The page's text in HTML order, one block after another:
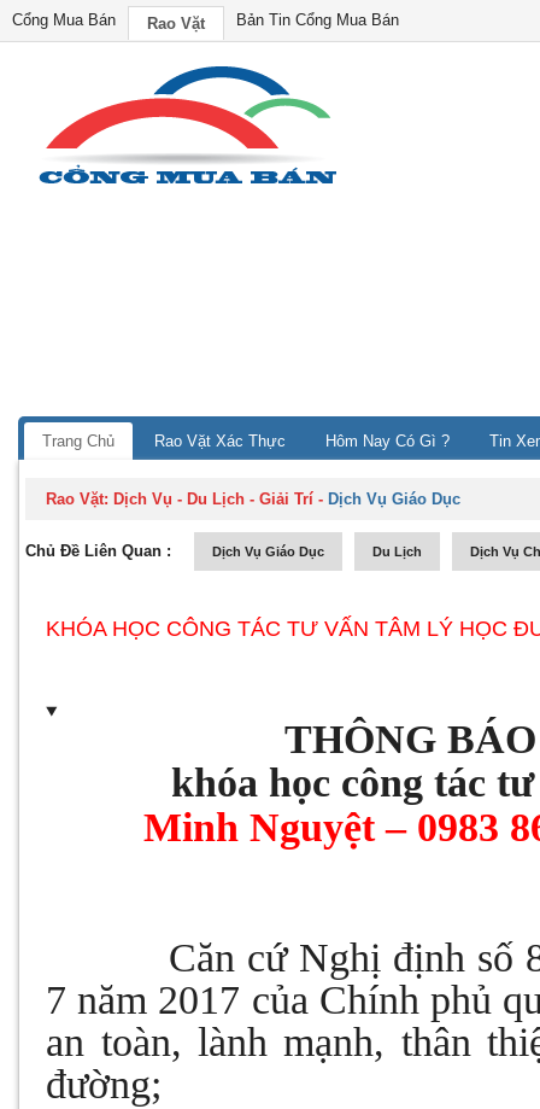
Cổng Mua Bán Rao Vặt Bản Tin Cổng Mua Bán
Trang Chủ Rao Vặt Xác Thực Hôm Nay Có Gì ? Tin
Rao Vặt: Dịch Vụ - Du Lịch - Giải Trí - Dịch Vụ Giáo Dục
Chủ Đề Liên Quan : Dịch Vụ Giáo Dục Du Lịch Dịch Vụ
KHÓA HỌC CÔNG TÁC TƯ VẤN TÂM LÝ HỌC
THÔNG BÁO
khóa học công tác
Minh Nguyệt – 0983
Căn cứ Nghị định số
7 năm 2017 của Chính phủ
an toàn, lành mạnh, thân
đường;